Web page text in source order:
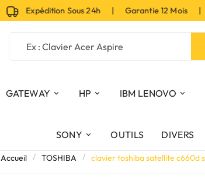
Expédition Sous 24h | Garantie 12 Mois |
GATEWAY HP IBM LENOVO
SONY OUTILS DIVERS
Accueil TOSHIBA clavier toshiba satellite c660d